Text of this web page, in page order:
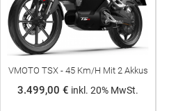
VMOTO TSX - 45 Km/h Mit 2 Akkus
3.499,00 € inkl. 20% MwSt.